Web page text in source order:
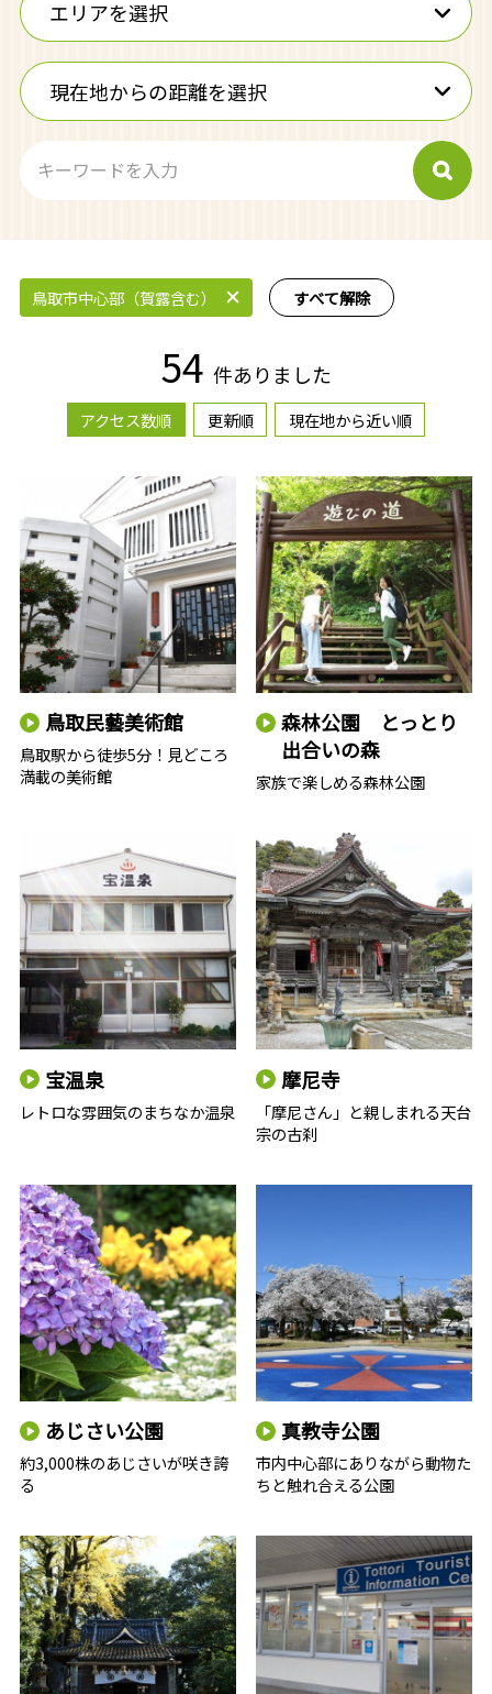
エリアを選択
現在地からの距離を選択
鳥取市中心部（賀露含む） すべて解除
54 件ありました
アクセス数順 更新順 現在地から近い順
鳥取民藝美術館
鳥取駅から徒歩5分！見どころ
満載の美術館
森林公園 とっとり
出合いの森
家族で楽しめる森林公園
宝温泉
レトロな雰囲気のまちなか温泉
摩尼寺
「摩尼さん」と親しまれる天台
宗の古刹
あじさい公園
約3,000株のあじさいが咲き誇
る
真教寺公園
市内中心部にありながら動物た
ちと触れ合える公園